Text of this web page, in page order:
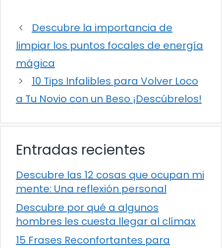
Descubre la importancia de
limpiar los puntos focales de energía
mágica
10 Tips Infalibles para Volver Loco
a Tu Novio con un Beso ¡Descúbrelos!
Entradas recientes
Descubre las 12 cosas que ocupan mi
mente: Una reflexión personal
Descubre por qué a algunos
hombres les cuesta llegar al clímax
15 Frases Reconfortantes para